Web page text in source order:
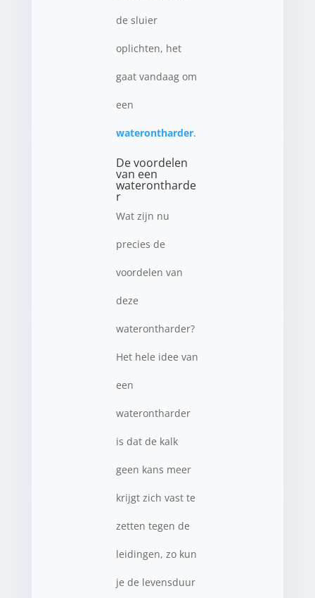
de sluier
oplichten, het
gaat vandaag om
een
waterontharder.
De voordelen
van een
waterontharde
r
Wat zijn nu
precies de
voordelen van
deze
waterontharder?
Het hele idee van
een
waterontharder
is dat de kalk
geen kans meer
krijgt zich vast te
zetten tegen de
leidingen, zo kun
je de levensduur